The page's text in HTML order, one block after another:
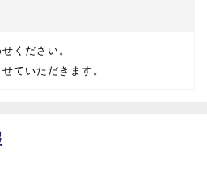
ください。
ていただきます。